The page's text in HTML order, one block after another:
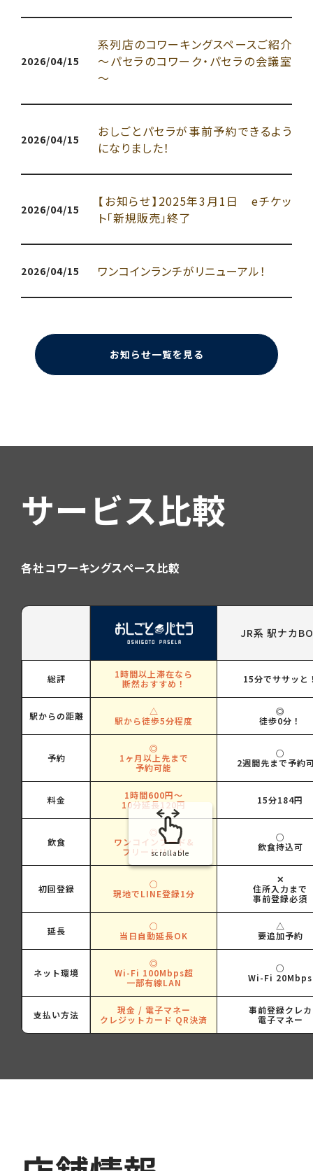
2026/04/15
系列店のコワーキングスペースご紹介
～パセラのコワーク・パセラの会議室
～
2026/04/15
おしごとパセラが事前予約できるよう
になりました！
2026/04/15
【お知らせ】2025年3月1日 eチケッ
ト「新規販売」終了
2026/04/15 ワンコインランチがリニューアル！
お知らせ一覧を見る
サービス比較
各社コワーキングスペース比較
JR系 駅ナカ
総評
1時間以上滞在なら
断然おすすめ！
15分でササッと
駅からの距離
△
駅から徒歩5分程度
◎
徒歩0分！
予約
◎
1ヶ月以上先まで
予約可能
○
2週間先まで予約
料金
1時間600円～
10分延長120円
15分184円
飲食
◎
ワンコインフード&
フリードリンク
○
飲食持込可
初回登録
○
現地でLINE登録1分
✕
住所入力まで
事前登録必須
延長
○
当日自動延長OK
△
要追加予約
ネット環境
◎
Wi-Fi 100Mbps超
一部有線LAN
○
Wi-Fi 20Mbps
支払い方法
現金 / 電子マネー
クレジットカード QR決済
事前登録クレカ
電子マネー
scrollable